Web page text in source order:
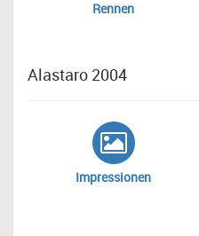
Rennen
Alastaro 2004
Impressionen